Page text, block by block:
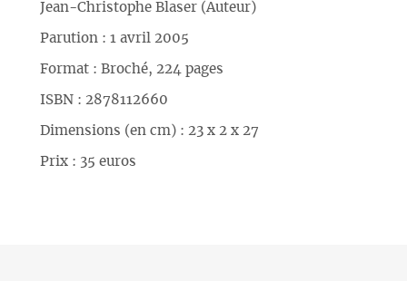
Jean-Christophe Blaser (Auteur)
Parution : 1 avril 2005
Format : Broché, 224 pages
ISBN : 2878112660
Dimensions (en cm) : 23 x 2 x 27
Prix : 35 euros